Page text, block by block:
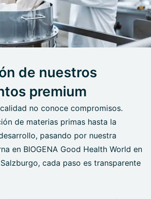
de nuestros
premium
calidad no conoce compromisos.
de materias primas hasta la
pasando por nuestra
en BIOGENA Good Health World en
cada paso es transparente